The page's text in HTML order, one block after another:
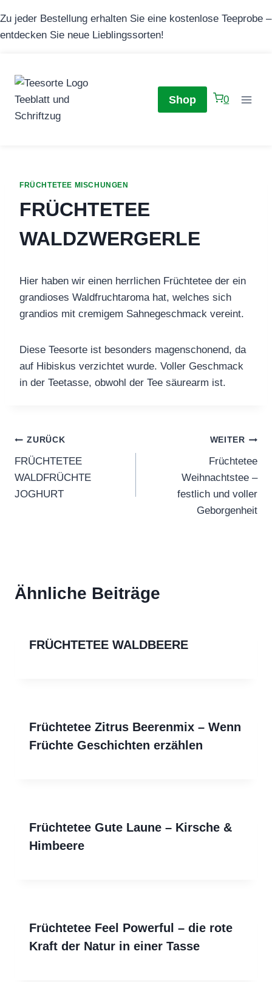
Inhalt
springen
Zu jeder Bestellung erhalten Sie eine kostenlose Teeprobe –
entdecken Sie neue Lieblingssorten!
Shop 0
FRÜCHTETEE MISCHUNGEN
FRÜCHTETEE
WALDZWERGERLE
Hier haben wir einen herrlichen Früchtetee der ein
grandioses Waldfruchtaroma hat, welches sich
grandios mit cremigem Sahnegeschmack vereint.
Diese Teesorte ist besonders magenschonend, da
auf Hibiskus verzichtet wurde. Voller Geschmack
in der Teetasse, obwohl der Tee säurearm ist.
Beitragsnavigation
ZURÜCK
FRÜCHTETEE
WALDFRÜCHTE
JOGHURT
WEITER
Früchtetee
Weihnachtstee –
festlich und voller
Geborgenheit
Ähnliche Beiträge
FRÜCHTETEE WALDBEERE
Früchtetee Zitrus Beerenmix – Wenn
Früchte Geschichten erzählen
Früchtetee Gute Laune – Kirsche &
Himbeere
Früchtetee Feel Powerful – die rote
Kraft der Natur in einer Tasse